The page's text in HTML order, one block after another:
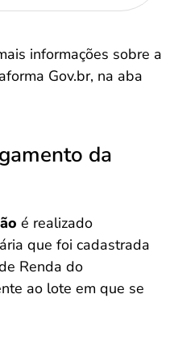
informações sobre a
Gov.br, na aba
da
é realizado
que foi cadastrada
Renda do
ao lote em que se